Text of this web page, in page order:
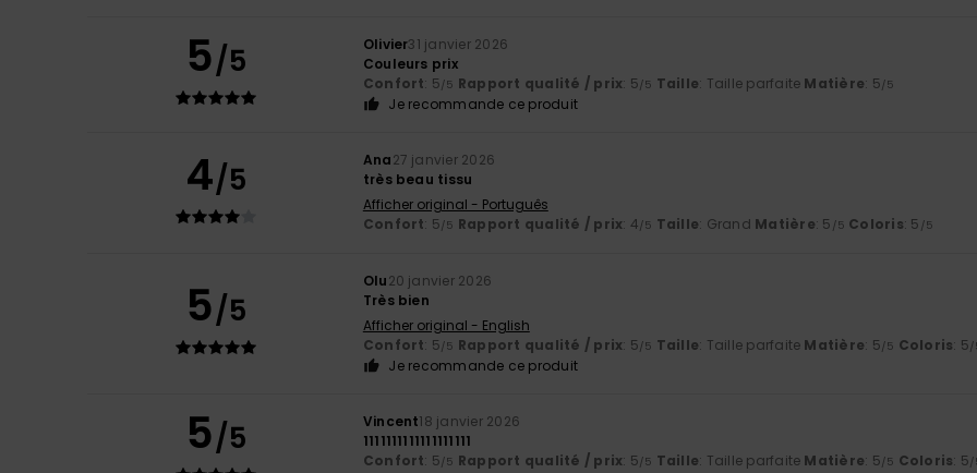
5/5 Olivier31 janvier 2026
Couleurs prix
Confort: 5/5 Rapport qualité / prix: 5/5 Taille: Taille parfaite Matière: 5/5
Je recommande ce produit
4/5 Ana27 janvier 2026
très beau tissu
Afficher original - Português
Confort: 5/5 Rapport qualité / prix: 4/5 Taille: Grand Matière: 5 /5 Coloris: 5 /5
5/5
Olu20 janvier 2026
Très bien
Afficher original - English
Confort: 5/5 Rapport qualité / prix: 5/5 Taille: Taille parfaite Matière: 5/5 Coloris: 5/
Je recommande ce produit
5/5 Vincent18 janvier 2026
1111111111111111111
Confort: 5/5 Rapport qualité / prix: 5/5 Taille: Taille parfaite Matière: 5/5 Coloris: 5/